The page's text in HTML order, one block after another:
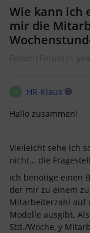
Wie kann ich
mir die
Forum|Forum|1
HR-Klaus
Hallo zusammen!
Vielleicht sehe ich
nicht… die
ich benötige einen
der mir zu einem
Mitarbeiterzahl auf
Modelle ausgibt.
Std./Woche, y